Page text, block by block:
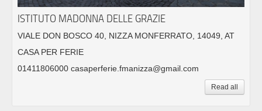
ISTITUTO MADONNA DELLE GRAZIE
VIALE DON BOSCO 40, NIZZA MONFERRATO, 14049, AT
CASA PER FERIE
01411806000 casaperferie.fmanizza@gmail.com
Read all